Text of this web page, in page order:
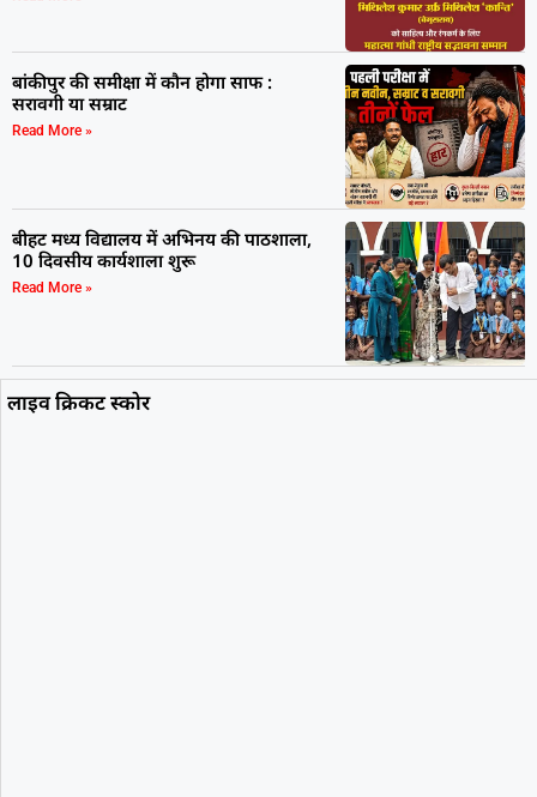
बांकीपुर की समीक्षा में कौन होगा साफ :
सरावगी या सम्राट
Read More »
बीहट मध्य विद्यालय में अभिनय की पाठशाला,
10 दिवसीय कार्यशाला शुरू
Read More »
लाइव क्रिकट स्कोर